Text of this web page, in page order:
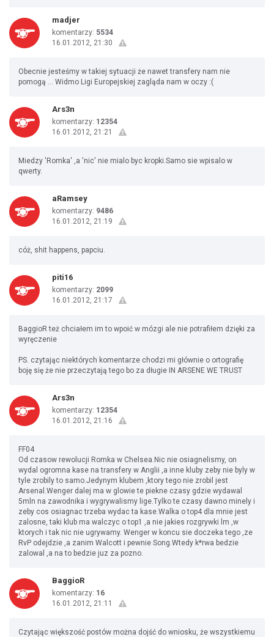
madjer
komentarzy: 5534
16.01.2012, 21:30
Obecnie jesteśmy w takiej sytuacji że nawet transfery nam nie
pomogą ... Widmo Ligi Europejskiej zagląda nam w oczy :(
Ars3n
komentarzy: 12354
16.01.2012, 21:21
Miedzy 'Romka' ,a 'nic' nie mialo byc kropki.Samo sie wpisalo w
qwerty.
aRamsey
komentarzy: 9486
16.01.2012, 21:19
cóż, shit happens, papciu.
piti16
komentarzy: 2099
16.01.2012, 21:17
BaggioR też chciałem im to wpoić w mózgi ale nie potrafiłem dzięki za
wyręczenie
PS. czytając niektórych komentarze chodzi mi głównie o ortografię
boję się że nie przeczytają tego bo za długie IN ARSENE WE TRUST
Ars3n
komentarzy: 12354
16.01.2012, 21:16
FF04
Od czasow rewolucji Romka w Chelsea.Nic nie osiagnelismy, on
wydal ogromna kase na transfery w Anglii ,a inne kluby zeby nie byly w
tyle zrobily to samo.Jedynym klubem ,ktory tego nie zrobil jest
Arsenal.Wenger dalej ma w glowie te piekne czasy gdzie wydawal
5mln na zawodnika i wygrywalismy lige.Tylko te czasy dawno minely i
zeby cos osiagnac trzeba wydac ta kase.Walka o top4 dla mnie jest
zalosne, taki klub ma walczyc o top1 ,a nie jakies rozgrywki lm ,w
ktorych i tak nic nie ugrywamy. Wenger w koncu sie doczeka tego ,ze
RvP odejdzie ,a zanim Walcott i pewnie Song.Wtedy k*rwa bedzie
zalowal ,a na to bedzie juz za pozno.
BaggioR
komentarzy: 16
16.01.2012, 21:11
Czytając większość postów można dojść do wniosku, że wszystkiemu